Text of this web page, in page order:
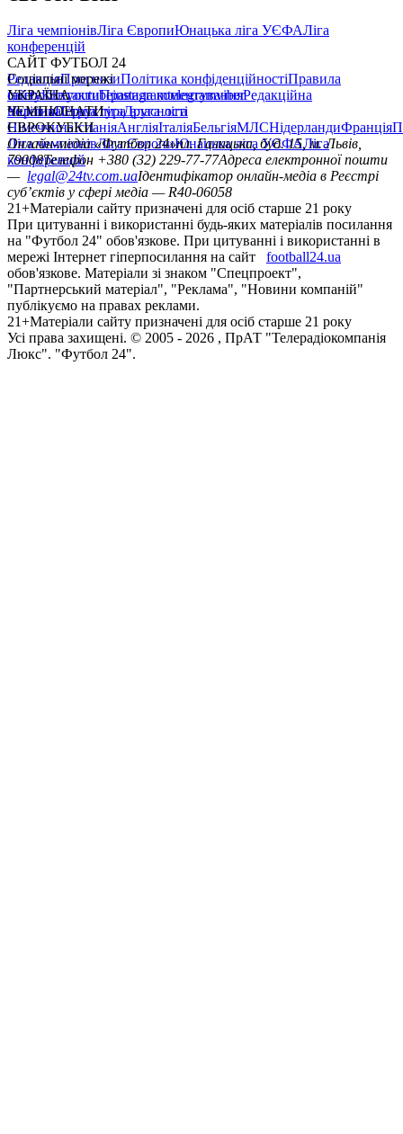
Ліга чемпіонівЛіга ЄвропиЮнацька ліга УЄФАЛіга
конференцій
САЙТ ФУТБОЛ 24
РедакціяПрогнозиПолітика конфіденційностіПравила
сайтуКонтактиПравила коментуванняРедакційна
політикаСтруктура власності
Соціальні мережі
facebookxyoutubeinstagramtelegramviber
УКРАЇНА
УкраїнаПерша лігаДруга ліга
ЧЕМПІОНАТИ
НімеччинаІспаніяАнгліяІталіяБельгіяМЛСНідерландиФранція
ЄВРОКУБКИ
Ліга чемпіонівЛіга ЄвропиЮнацька ліга УЄФАЛіга
конференцій
Онлайн-медіа «Футбол 24»пл. Галицька, буд. 15, м. Львів,
79008Телефон +380 (32) 229-77-77Адреса електронної пошти
— legal@24tv.com.uaІдентифікатор онлайн-медіа в Реєстрі
суб’єктів у сфері медіа — R40-06058
21+Матеріали сайту призначені для осіб старше 21 року
При цитуванні і використанні будь-яких матеріалів посилання
на "Футбол 24" обов'язкове. При цитуванні і використанні в
мережі Інтернет гіперпосилання на сайт
football24.ua
обов'язкове. Матеріали зі знаком "Спецпроект",
"Партнерський матеріал", "Реклама", "Новини компаній"
публікуємо на правах реклами.
21+Матеріали сайту призначені для осіб старше 21 року
Усi права захищенi. © 2005 - 2026 , ПрАТ "Телерадіокомпанія
Люкс". "Футбол 24".